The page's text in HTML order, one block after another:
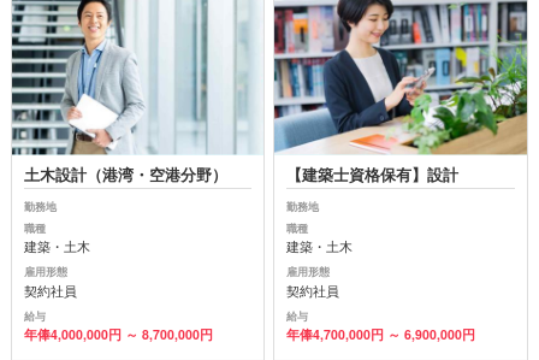
土木設計（港湾・空港分野）
勤務地
職種
建築・土木
雇用形態
契約社員
給与
年俸4,000,000円 ～ 8,700,000円
【建築士資格保有】設計
勤務地
職種
建築・土木
雇用形態
契約社員
給与
年俸4,700,000円 ～ 6,900,000円